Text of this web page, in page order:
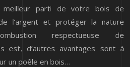
meilleur parti de votre bois de
l’argent et protéger la nature
respectueuse de
est, d’autres avantages sont à
un poêle en bois…